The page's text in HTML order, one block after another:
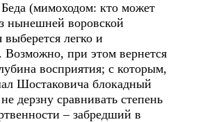
(мимоходом: кто может
нынешней воровской
легко и
Возможно, при этом вернется
восприятия; с которым,
Шостаковича блокадный
дерзну сравнивать степень
– забредший в